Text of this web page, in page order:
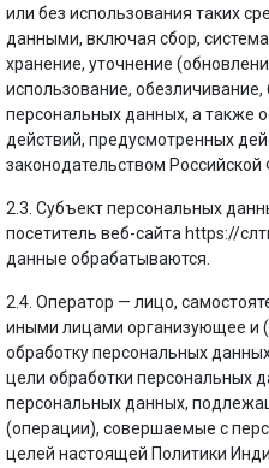
или без использования таких
данными, включая сбор,
хранение, уточнение
использование, обезличивание,
персональных данных, а также
действий, предусмотренных
законодательством
2.3. Субъект персональных
посетитель веб-сайта https://
данные обрабатываются.
2.4. Оператор — лицо,
иными лицами организующее и
обработку персональных
цели обработки персональных
персональных данных,
(операции), совершаемые с
целей настоящей Политики